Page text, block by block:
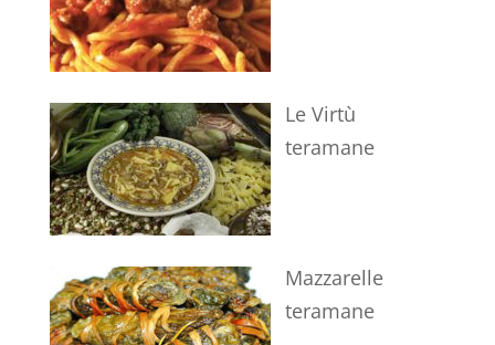
Le Virtù
teramane
Mazzarelle
teramane